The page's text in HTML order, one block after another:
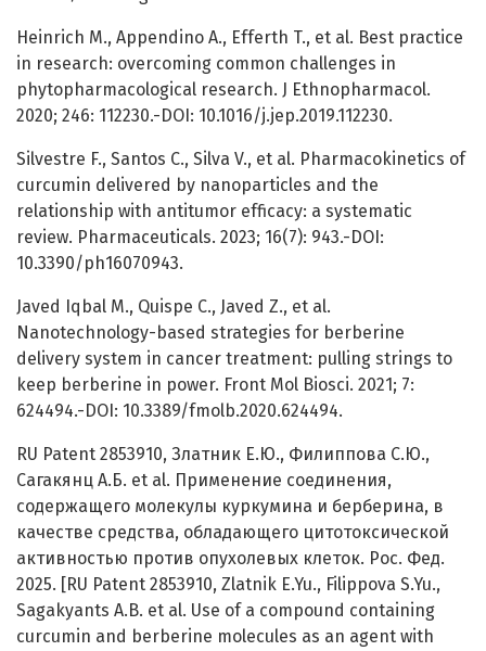
Heinrich M., Appendino A., Efferth T., et al. Best practice
in research: overcoming common challenges in
phytopharmacological research. J Ethnopharmacol.
2020; 246: 112230.-DOI: 10.1016/j.jep.2019.112230.
Silvestre F., Santos C., Silva V., et al. Pharmacokinetics of
curcumin delivered by nanoparticles and the
relationship with antitumor efficacy: a systematic
review. Pharmaceuticals. 2023; 16(7): 943.-DOI:
10.3390/ph16070943.
Javed Iqbal M., Quispe C., Javed Z., et al.
Nanotechnology-based strategies for berberine
delivery system in cancer treatment: pulling strings to
keep berberine in power. Front Mol Biosci. 2021; 7:
624494.-DOI: 10.3389/fmolb.2020.624494.
RU Patent 2853910, Златник Е.Ю., Филиппова С.Ю.,
Сагакянц А.Б. et al. Применение соединения,
содержащего молекулы куркумина и берберина, в
качестве средства, обладающего цитотоксической
активностью против опухолевых клеток. Рос. Фед.
2025. [RU Patent 2853910, Zlatnik E.Yu., Filippova S.Yu.,
Sagakyants A.B. et al. Use of a compound containing
curcumin and berberine molecules as an agent with